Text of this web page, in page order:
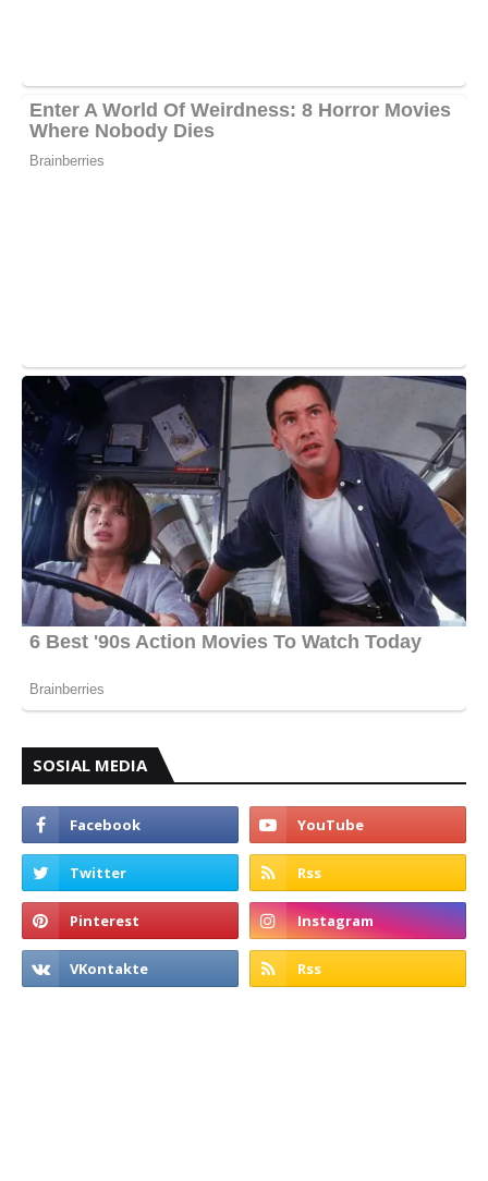
SOSIAL MEDIA